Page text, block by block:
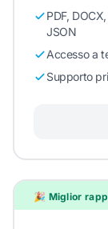
PDF,
JSON
Accesso a
Supporto
🎉 Miglior